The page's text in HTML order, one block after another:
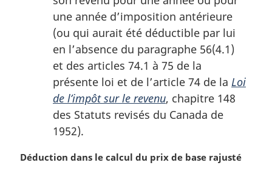
une année d’imposition antérieure
(ou qui aurait été déductible par lui
en l’absence du paragraphe 56(4.1)
et des articles 74.1 à 75 de la
présente loi et de l’article 74 de la Loi
de l’impôt sur le revenu, chapitre 148
des Statuts revisés du Canada de
1952).
N
Déduction dans le calcul du prix de base rajusté